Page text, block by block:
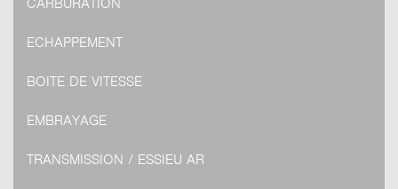
CARBURATION
ECHAPPEMENT
BOITE DE VITESSE
EMBRAYAGE
TRANSMISSION / ESSIEU AR